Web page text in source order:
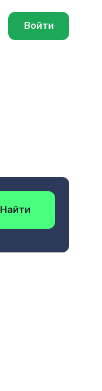
Войти
Найти